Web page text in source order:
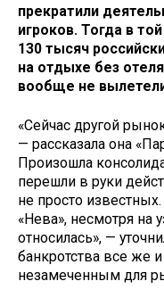
прекратили
игроков. Тогда в
130 тысяч
на отдыхе без
вообще не
«Сейчас другой
— рассказала она
Произошла
перешли в руки
не просто
«Нева», несмотря на
относилась», —
банкротства все же
незамеченным для